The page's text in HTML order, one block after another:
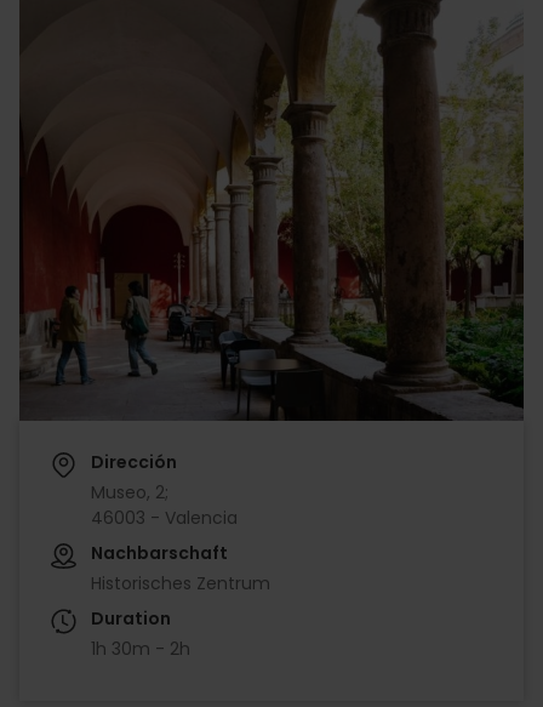
Dirección
Museo, 2;
46003 - Valencia
Nachbarschaft
Historisches Zentrum
Duration
1h 30m - 2h